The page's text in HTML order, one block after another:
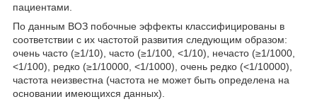
пациентами.
По данным ВОЗ побочные эффекты классифицированы в
соответствии с их частотой развития следующим образом:
очень часто (≥1/10), часто (≥1/100, <1/10), нечасто (≥1/1000,
<1/100), редко (≥1/10000, <1/1000), очень редко (<1/10000),
частота неизвестна (частота не может быть определена на
основании имеющихся данных).